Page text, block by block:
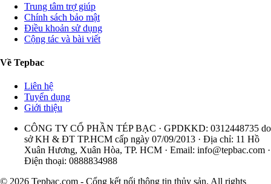
Trung tâm trợ giúp
Chính sách bảo mật
Điều khoản sử dụng
Cộng tác và bài viết
Về Tepbac
Liên hệ
Tuyển dụng
Giới thiệu
CÔNG TY CỔ PHẦN TÉP BẠC · GPDKKD: 0312448735 do
sở KH & ĐT TP.HCM cấp ngày 07/09/2013 · Địa chỉ: 11 Hồ
Xuân Hương, Xuân Hòa, TP. HCM · Email: info@tepbac.com ·
Điện thoại: 0888834988
© 2026 Tepbac.com - Cổng kết nối thông tin thủy sản. All rights